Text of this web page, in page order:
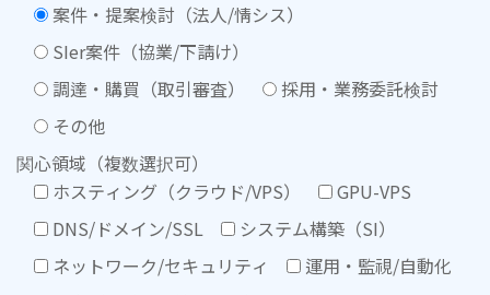
案件・提案検討（法人/情シス）
SIer案件（協業/下請け）
調達・購買（取引審査）
採用・業務委託検討
その他
関心領域（複数選択可）
ホスティング（クラウド/VPS）
GPU-VPS
DNS/ドメイン/SSL
システム構築（SI）
ネットワーク/セキュリティ
運用・監視/自動化